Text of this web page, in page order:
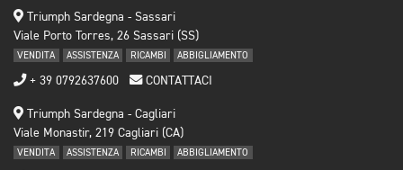
Triumph Sardegna - Sassari
Viale Porto Torres, 26 Sassari (SS)
VENDITA ASSISTENZA RICAMBI ABBIGLIAMENTO
+ 39 0792637600 CONTATTACI
Triumph Sardegna - Cagliari
Viale Monastir, 219 Cagliari (CA)
VENDITA ASSISTENZA RICAMBI ABBIGLIAMENTO